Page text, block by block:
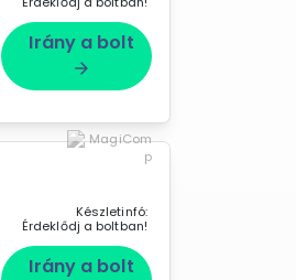
Irány a bolt
arrow_forward
Készletinfó:
Érdeklődj a boltban!
Irány a bolt